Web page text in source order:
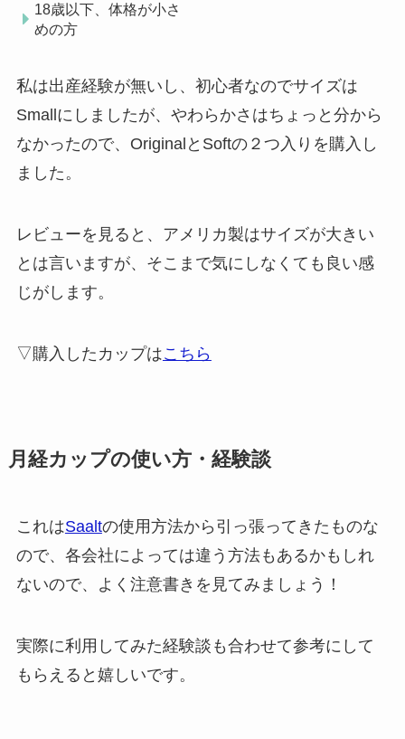
18歳以下、体格が小さ
めの方
私は出産経験が無いし、初心者なのでサイズは
Smallにしましたが、やわらかさはちょっと分から
なかったので、OriginalとSoftの２つ入りを購入し
ました。
レビューを見ると、アメリカ製はサイズが大きい
とは言いますが、そこまで気にしなくても良い感
じがします。
▽購入したカップはこちら
月経カップの使い方・経験談
これはSaaltの使用方法から引っ張ってきたものな
ので、各会社によっては違う方法もあるかもしれ
ないので、よく注意書きを見てみましょう！
実際に利用してみた経験談も合わせて参考にして
もらえると嬉しいです。